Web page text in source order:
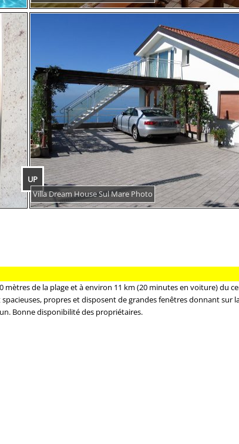
UP
Villa Dream House Sul Mare Photo
de la plage et à environ 11 km (20 minutes en voiture) du
propres et disposent de grandes fenêtres donnant sur
Bonne disponibilité des propriétaires.